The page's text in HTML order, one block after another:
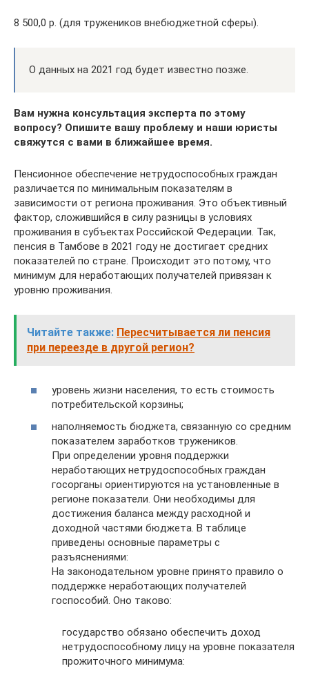
8 500,0 р. (для тружеников внебюджетной сферы).
О данных на 2021 год будет известно позже.
Вам нужна консультация эксперта по этому
вопросу? Опишите вашу проблему и наши юристы
свяжутся с вами в ближайшее время.
Пенсионное обеспечение нетрудоспособных граждан
различается по минимальным показателям в
зависимости от региона проживания. Это объективный
фактор, сложившийся в силу разницы в условиях
проживания в субъектах Российской Федерации. Так,
пенсия в Тамбове в 2021 году не достигает средних
показателей по стране. Происходит это потому, что
минимум для неработающих получателей привязан к
уровню проживания.
Читайте также: Пересчитывается ли пенсия
при переезде в другой регион?
уровень жизни населения, то есть стоимость
потребительской корзины;
наполняемость бюджета, связанную со средним
показателем заработков тружеников.
При определении уровня поддержки
неработающих нетрудоспособных граждан
госорганы ориентируются на установленные в
регионе показатели. Они необходимы для
достижения баланса между расходной и
доходной частями бюджета. В таблице
приведены основные параметры с
разъяснениями:
На законодательном уровне принято правило о
поддержке неработающих получателей
госпособий. Оно таково:
государство обязано обеспечить доход
нетрудоспособному лицу на уровне показателя
прожиточного минимума: